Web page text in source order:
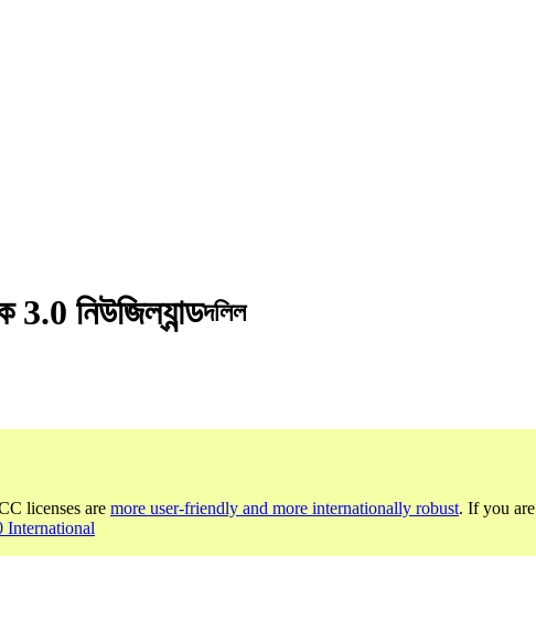
3.0 নিউজিল্যান্ডদলিল
licenses are more user-friendly and more internationally robust. If you are
International